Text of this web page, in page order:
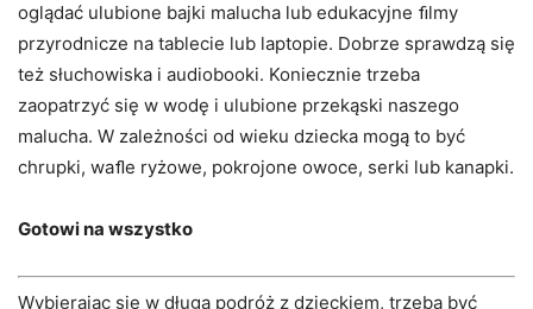
oglądać ulubione bajki malucha lub edukacyjne ﬁlmy
przyrodnicze na tablecie lub laptopie. Dobrze sprawdzą się
też słuchowiska i audiobooki. Koniecznie trzeba
zaopatrzyć się w wodę i ulubione przekąski naszego
malucha. W zależności od wieku dziecka mogą to być
chrupki, waﬂe ryżowe, pokrojone owoce, serki lub kanapki.
Gotowi na wszystko
Wybierając się w długą podróż z dzieckiem, trzeba być